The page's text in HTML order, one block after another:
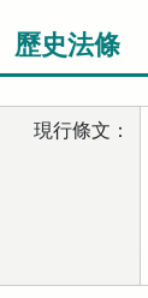
歷史法條
現行條文：